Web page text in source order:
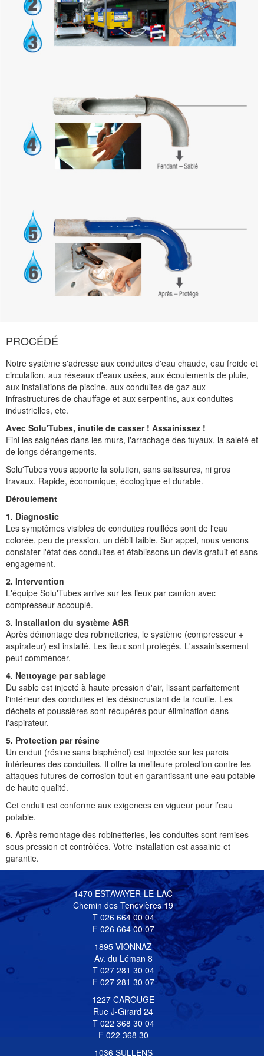
PROCÉDÉ
Notre système s'adresse aux conduites d'eau chaude, eau froide et
circulation, aux réseaux d'eaux usées, aux écoulements de pluie,
aux installations de piscine, aux conduites de gaz aux
infrastructures de chauffage et aux serpentins, aux conduites
industrielles, etc.
Avec Solu'Tubes, inutile de casser ! Assainissez !
Fini les saignées dans les murs, l'arrachage des tuyaux, la saleté et
de longs dérangements.
Solu'Tubes vous apporte la solution, sans salissures, ni gros
travaux. Rapide, économique, écologique et durable.
Déroulement
1. Diagnostic
Les symptômes visibles de conduites rouillées sont de l'eau
colorée, peu de pression, un débit faible. Sur appel, nous venons
constater l'état des conduites et établissons un devis gratuit et sans
engagement.
2. Intervention
L'équipe Solu'Tubes arrive sur les lieux par camion avec
compresseur accouplé.
3. Installation du système ASR
Après démontage des robinetteries, le système (compresseur +
aspirateur) est installé. Les lieux sont protégés. L'assainissement
peut commencer.
4. Nettoyage par sablage
Du sable est injecté à haute pression d'air, lissant parfaitement
l'intérieur des conduites et les désincrustant de la rouille. Les
déchets et poussières sont récupérés pour élimination dans
l'aspirateur.
5. Protection par résine
Un enduit (résine sans bisphénol) est injectée sur les parois
intérieures des conduites. Il offre la meilleure protection contre les
attaques futures de corrosion tout en garantissant une eau potable
de haute qualité.
Cet enduit est conforme aux exigences en vigueur pour l’eau
potable.
6. Après remontage des robinetteries, les conduites sont remises
sous pression et contrôlées. Votre installation est assainie et
garantie.
1470 ESTAVAYER-LE-LAC
Chemin des Tenevières 19
T 026 664 00 04
F 026 664 00 07
1895 VIONNAZ
Av. du Léman 8
T 027 281 30 04
F 027 281 30 07
1227 CAROUGE
Rue J-Girard 24
T 022 368 30 04
F 022 368 30
1036 SULLENS